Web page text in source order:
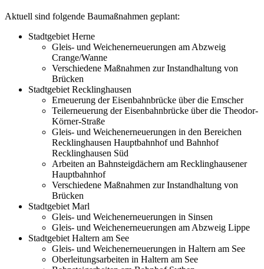
Aktuell sind folgende Baumaßnahmen geplant:
Stadtgebiet Herne
Gleis- und Weichenerneuerungen am Abzweig
Crange/Wanne
Verschiedene Maßnahmen zur Instandhaltung von
Brücken
Stadtgebiet Recklinghausen
Erneuerung der Eisenbahnbrücke über die Emscher
Teilerneuerung der Eisenbahnbrücke über die Theodor-
Körner-Straße
Gleis- und Weichenerneuerungen in den Bereichen
Recklinghausen Hauptbahnhof und Bahnhof
Recklinghausen Süd
Arbeiten an Bahnsteigdächern am Recklinghausener
Hauptbahnhof
Verschiedene Maßnahmen zur Instandhaltung von
Brücken
Stadtgebiet Marl
Gleis- und Weichenerneuerungen in Sinsen
Gleis- und Weichenerneuerungen am Abzweig Lippe
Stadtgebiet Haltern am See
Gleis- und Weichenerneuerungen in Haltern am See
Oberleitungsarbeiten in Haltern am See